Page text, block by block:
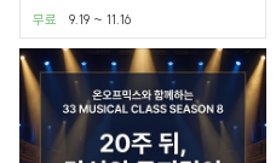
9.19 ~ 11.16
무료